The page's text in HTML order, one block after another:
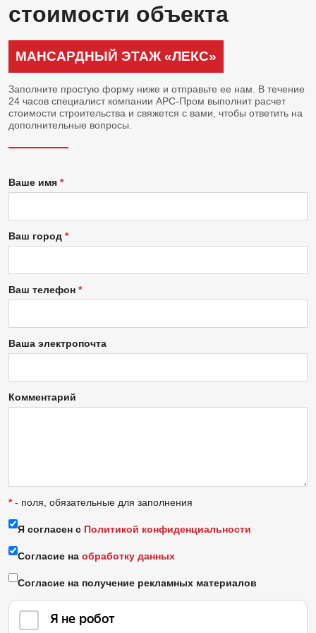
стоимости объекта
МАНСАРДНЫЙ ЭТАЖ «ЛЕКС»
Заполните простую форму ниже и отправьте ее нам. В течение
24 часов специалист компании АРС-Пром выполнит расчет
стоимости строительства и свяжется с вами, чтобы ответить на
дополнительные вопросы.
Ваше имя
Ваш город
Ваш телефон
Ваша электропочта
Комментарий
*- поля, обязательные для заполнения
Я согласен с Политикой конфиденциальности
Согласие на обработку данных
Согласие на получение рекламных материалов